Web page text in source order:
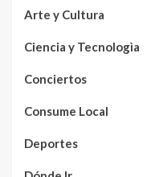
Arte y Cultura
Ciencia y Tecnologìa
Conciertos
Consume Local
Deportes